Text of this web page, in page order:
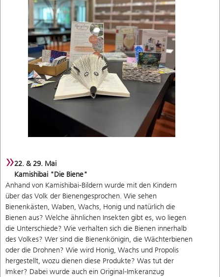
22. & 29. Mai
Kamishibai "Die Biene"
Anhand von Kamishibai-Bildern wurde mit den Kindern
über das Volk der Bienengesprochen. Wie sehen
Bienenkästen, Waben, Wachs, Honig und natürlich die
Bienen aus? Welche ähnlichen Insekten gibt es, wo liegen
die Unterschiede? Wie verhalten sich die Bienen innerhalb
des Volkes? Wer sind die Bienenkönigin, die Wächterbienen
oder die Drohnen? Wie wird Honig, Wachs und Propolis
hergestellt, wozu dienen diese Produkte? Was tut der
Imker? Dabei wurde auch ein Original-Imkeranzug